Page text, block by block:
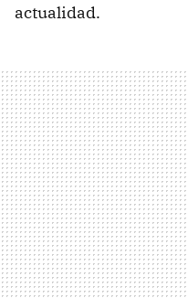
actualidad.